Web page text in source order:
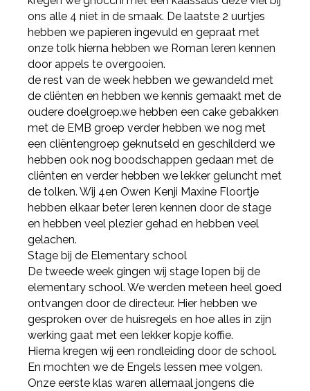
ons alle 4 niet in de smaak. De laatste 2 uurtjes
hebben we papieren ingevuld en gepraat met
onze tolk hierna hebben we Roman leren kennen
door appels te overgooien.
de rest van de week hebben we gewandeld met
de cliënten en hebben we kennis gemaakt met de
oudere doelgroep.we hebben een cake gebakken
met de EMB groep verder hebben we nog met
een cliëntengroep geknutseld en geschilderd we
hebben ook nog boodschappen gedaan met de
cliënten en verder hebben we lekker geluncht met
de tolken. Wij 4en Owen Kenji Maxine Floortje
hebben elkaar beter leren kennen door de stage
en hebben veel plezier gehad en hebben veel
gelachen.
Stage bij de Elementary school
De tweede week gingen wij stage lopen bij de
elementary school. We werden meteen heel goed
ontvangen door de directeur. Hier hebben we
gesproken over de huisregels en hoe alles in zijn
werking gaat met een lekker kopje koffie.
Hierna kregen wij een rondleiding door de school.
En mochten we de Engels lessen mee volgen.
Onze eerste klas waren allemaal jongens die